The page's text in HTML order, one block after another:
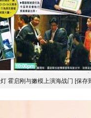
霍启刚与嫩模上演海战门 [保存